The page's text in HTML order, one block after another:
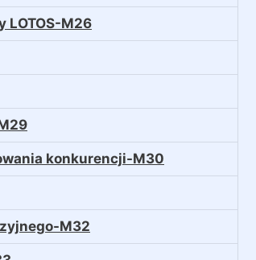
LOTOS-M26
konkurencji-M30
M32